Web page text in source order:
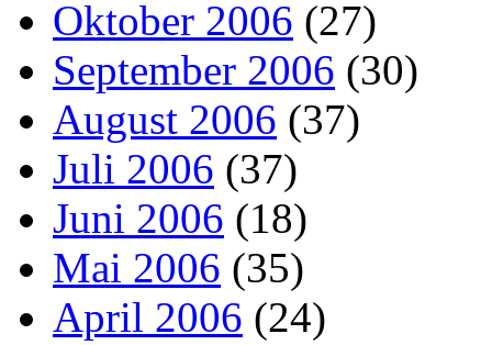
Oktober 2006 (27)
September 2006 (30)
August 2006 (37)
Juli 2006 (37)
Juni 2006 (18)
Mai 2006 (35)
April 2006 (24)